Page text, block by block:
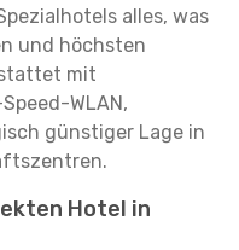
alles, was
und höchsten
mit
WLAN,
günstiger Lage in
Hotel in